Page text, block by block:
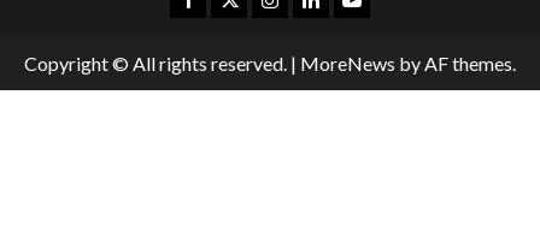
Copyright © All rights reserved. | MoreNews by AF themes.